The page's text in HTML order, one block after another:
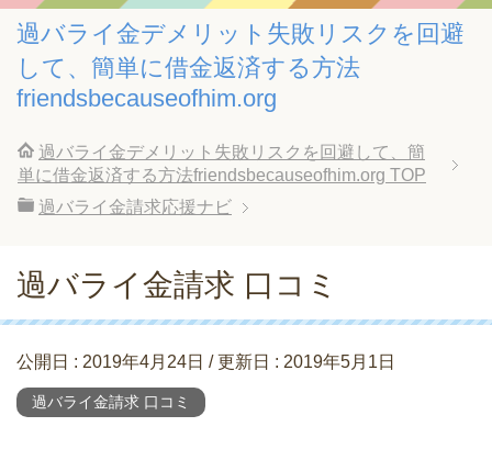
過バライ金デメリット失敗リスクを回避
して、簡単に借金返済する方法
friendsbecauseofhim.org
過バライ金デメリット失敗リスクを回避して、簡
単に借金返済する方法friendsbecauseofhim.org TOP
過バライ金請求応援ナビ
過バライ金請求 口コミ
公開日 : 2019年4月24日 / 更新日 : 2019年5月1日
過バライ金請求 口コミ